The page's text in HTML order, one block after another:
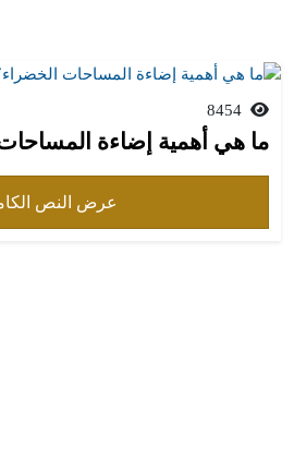
8454
ما هي أهمية إضاءة
عرض النص